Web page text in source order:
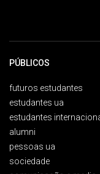
PÚBLICOS
futuros estudantes
estudantes ua
estudantes
alumni
pessoas ua
sociedade